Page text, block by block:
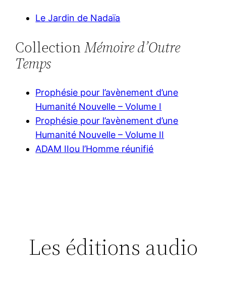
Le Jardin de Nadaïa
CollectionMémoire d’Outre
Temps
Prophésie pour l’avènement d’une
Humanité Nouvelle – Volume I
Prophésie pour l’avènement d’une
Humanité Nouvelle – Volume II
ADAM IIou l’Homme réunifié
Les éditions audio